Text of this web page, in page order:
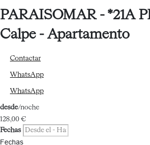
PARAISOMAR - *21A
Calpe - Apartamento
Contactar
WhatsApp
WhatsApp
desde/noche
128,00 €
Fechas
Fechas